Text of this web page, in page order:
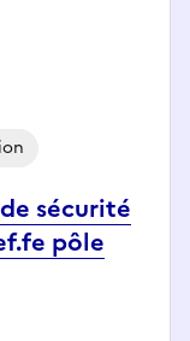
sécurité
pôle